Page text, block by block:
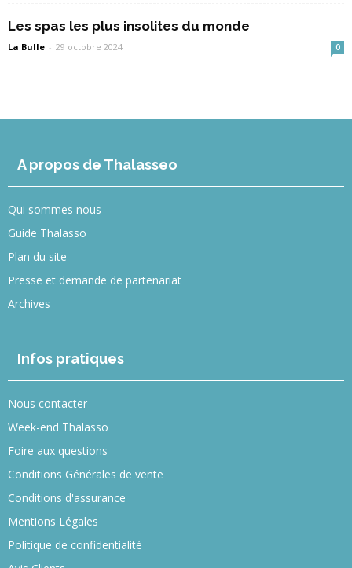
Les spas les plus insolites du monde
La Bulle - 29 octobre 2024 0
A propos de Thalasseo
Qui sommes nous
Guide Thalasso
Plan du site
Presse et demande de partenariat
Archives
Infos pratiques
Nous contacter
Week-end Thalasso
Foire aux questions
Conditions Générales de vente
Conditions d'assurance
Mentions Légales
Politique de confidentialité